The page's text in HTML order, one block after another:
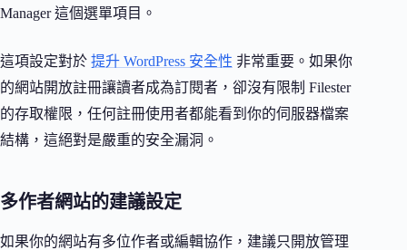
Manager 這個選單項目。
這項設定對於 提升 WordPress 安全性 非常重要。如果你
的網站開放註冊讓讀者成為訂閱者，卻沒有限制 Filester
的存取權限，任何註冊使用者都能看到你的伺服器檔案
結構，這絕對是嚴重的安全漏洞。
多作者網站的建議設定
如果你的網站有多位作者或編輯協作，建議只開放管理